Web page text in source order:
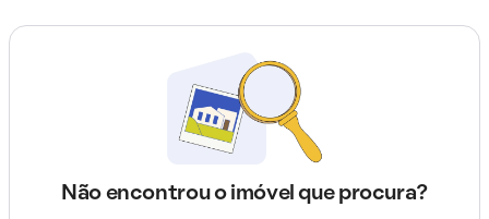
Não encontrou o imóvel que procura?